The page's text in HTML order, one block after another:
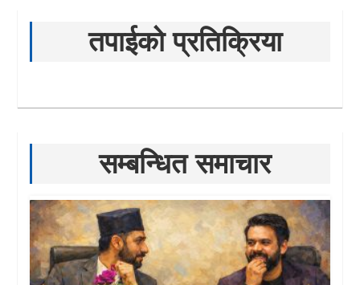
तपाईको प्रतिक्रिया
सम्बन्धित समाचार